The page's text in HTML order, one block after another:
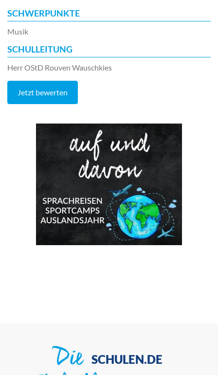
SCHWERPUNKTE
Musik
SCHULLEITUNG
Herr OStD Rouven Wauschkies
Jetzt bewerten
Die SCHULEN.DE